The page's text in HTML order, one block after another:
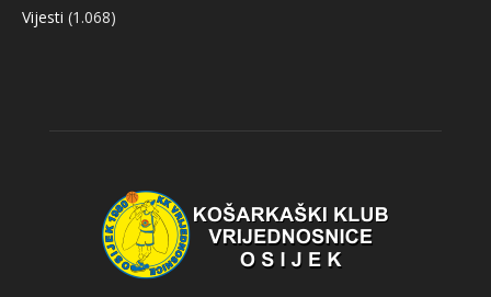
Vijesti (1.068)